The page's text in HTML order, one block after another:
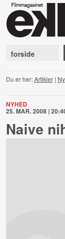
forside
Du er her:Artikler|
NYHED
25. MAR. 2008 |
Naive